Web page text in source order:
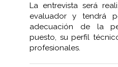
La entrevista será
evaluador y tendrá
adecuación de la
puesto, su perfil
profesionales.